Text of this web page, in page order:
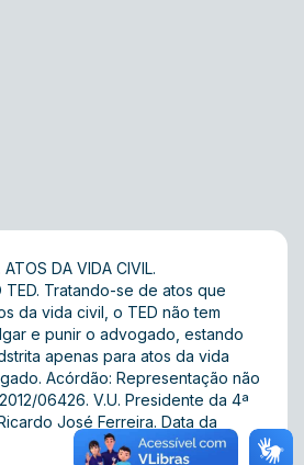
DA VIDA CIVIL.
TED. Tratando-se de atos que
da vida civil, o TED não tem
e punir o advogado, estando
apenas para atos da vida
Acórdão: Representação não
06426. V.U. Presidente da 4ª
José Ferreira. Data da